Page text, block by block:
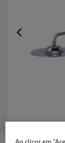
Previous